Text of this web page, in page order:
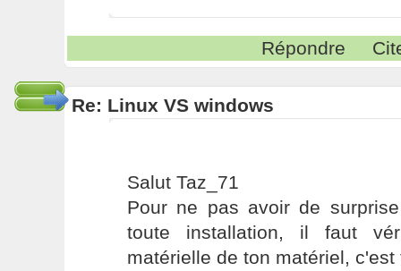
Répondre
Re: Linux VS windows
Salut Taz_71
Pour ne pas avoir de
toute installation, il faut
matérielle de ton matériel,